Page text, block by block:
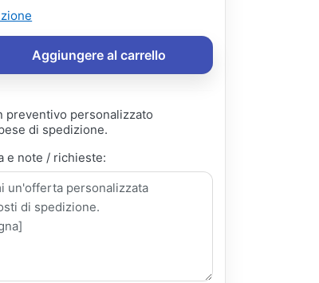
Aggiungere al carrello
preventivo personalizzato
di spedizione.
e note / richieste: